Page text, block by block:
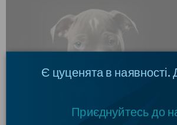
Є цуценята в наявності.
Приєднуйтесь до